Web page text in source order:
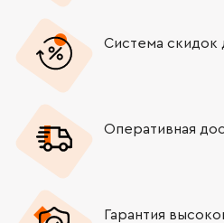
Система скидок
Оперативная
Гарантия